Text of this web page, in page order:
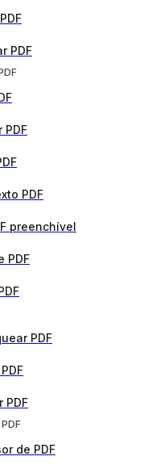
PDF
PDF
PDF
preenchível
PDF
PDF
PDF
de PDF